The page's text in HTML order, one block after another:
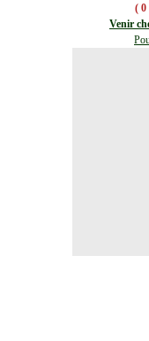
( 0
Venir